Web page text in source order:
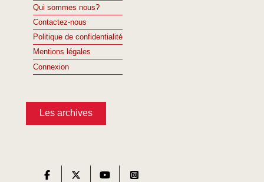
Qui sommes nous?
Contactez-nous
Politique de confidentialité
Mentions légales
Connexion
Les archives